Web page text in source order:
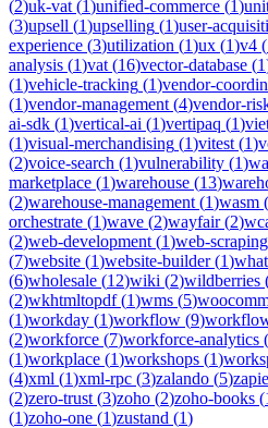
(2)uk-vat (1)unified-commerce (1)
(3)upsell (1)upselling (1)user-
experience (3)utilization (1)ux (1)v4 (
analysis (1)vat (16)vector-database (1
(1)vehicle-tracking (1)vendor-
(1)vendor-management (4)vendor-
ai-sdk (1)vertical-ai (1)vertipaq (1)
(1)visual-merchandising (1)vitest (1)
(2)voice-search (1)vulnerability (1)
marketplace (1)warehouse (13)
(2)warehouse-management (1)wasm (
orchestrate (1)wave (2)wayfair(2)
(2)web-development (1)web-scraping
(7)website (1)website-builder(1)
(6)wholesale (12)wiki (2)wildberries
(2)wkhtmltopdf(1)wms (5)
(1)workday (1)workflow (9)
(2)workforce (7)workforce-analytics (
(1)workplace (1)workshops (1)
(4)xml (1)xml-rpc (3)zalando (5)
(2)zero-trust (3)zoho (2)zoho-books (
(1)zoho-one (1)zustand (1)